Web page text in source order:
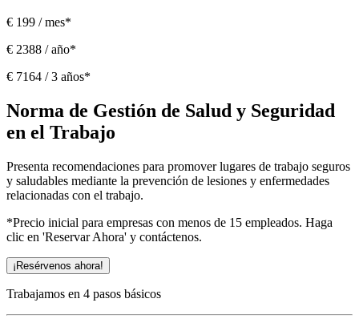
€ 199 / mes*
€ 2388 / año*
€ 7164 / 3 años*
Norma de Gestión de Salud y Seguridad
en el Trabajo
Presenta recomendaciones para promover lugares de trabajo seguros
y saludables mediante la prevención de lesiones y enfermedades
relacionadas con el trabajo.
*Precio inicial para empresas con menos de 15 empleados. Haga
clic en 'Reservar Ahora' y contáctenos.
¡Resérvenos ahora!
Trabajamos en 4 pasos básicos